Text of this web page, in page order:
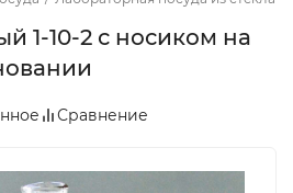
1-10-2 с носиком на
Сравнение